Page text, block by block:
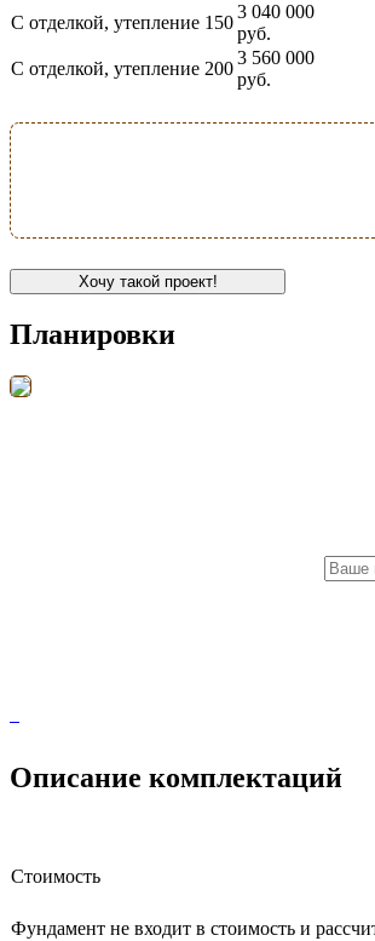
С отделкой, утепление 150
3 040 000
руб.
С отделкой, утепление 200
3 560 000
руб.
Хочу такой проект!
Планировки
Описание комплектаций
Стоимость
Фундамент не входит в стоимость и